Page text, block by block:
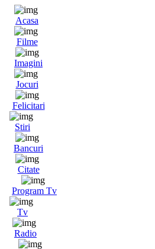
Acasa
Filme
Imagini
Jocuri
Felicitari
Stiri
Bancuri
Citate
Program Tv
Tv
Radio